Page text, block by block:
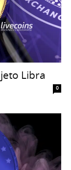
Libra
0